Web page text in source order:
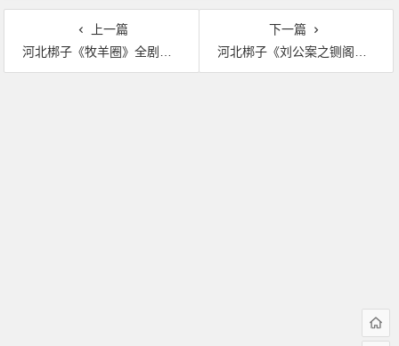
上一篇
河北梆子《牧羊圈》全剧MP3下载
下一篇
河北梆子《刘公案之铡阁老》全剧MP3下载